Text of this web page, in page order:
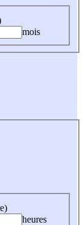
mois
heures